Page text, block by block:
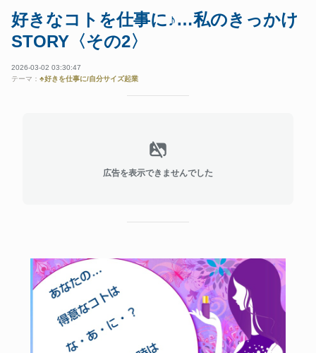
好きなコトを仕事に♪…私のきっかけ
STORY〈その2〉
2026-03-02 03:30:47
テーマ： ♣好きを仕事に/自分サイズ起業
広告を表示できませんでした